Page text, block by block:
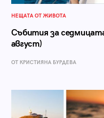
НЕЩАТА ОТ ЖИВОТА
Събития за
август)
ОТ КРИСТИЯНА БУРДЕВА